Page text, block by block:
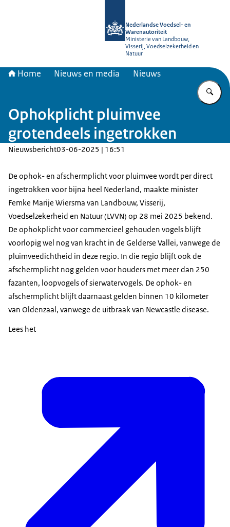
Nederlandse Voedsel- en
Warenautoriteit
Ministerie van Landbouw,
Visserij, Voedselzekerheid en
Natuur
Home Nieuws en media Nieuws
Ophokplicht pluimvee
grotendeels ingetrokken
Nieuwsbericht03-06-2025 | 16:51
De ophok- en afschermplicht voor pluimvee wordt per direct
ingetrokken voor bijna heel Nederland, maakte minister
Femke Marije Wiersma van Landbouw, Visserij,
Voedselzekerheid en Natuur (LVVN) op 28 mei 2025 bekend.
De ophokplicht voor commercieel gehouden vogels blijft
voorlopig wel nog van kracht in de Gelderse Vallei, vanwege de
pluimveedichtheid in deze regio. In die regio blijft ook de
afschermplicht nog gelden voor houders met meer dan 250
fazanten, loopvogels of sierwatervogels. De ophok- en
afschermplicht blijft daarnaast gelden binnen 10 kilometer
van Oldenzaal, vanwege de uitbraak van Newcastle disease.
Lees het